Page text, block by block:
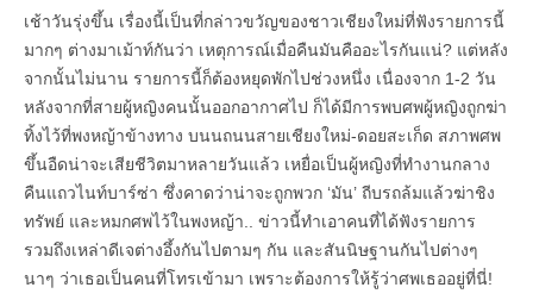
เช้าวันรุ่งขึ้น เรื่องนี้เป็นที่กล่าวขวัญของชาวเชียงใหม่ที่ฟังรายการนี้
มากๆ ต่างมาเม้าท์กันว่า เหตุการณ์เมื่อคืนมันคืออะไรกันแน่? แต่หลัง
จากนั้นไม่นาน รายการนี้ก็ต้องหยุดพักไปช่วงหนึ่ง เนื่องจาก 1-2 วัน
หลังจากที่สายผู้หญิงคนนั้นออกอากาศไป ก็ได้มีการพบศพผู้หญิงถูกฆ่า
ทิ้งไว้ที่พงหญ้าข้างทาง บนนถนนสายเชียงใหม่-ดอยสะเก็ด สภาพศพ
ขึ้นอืดน่าจะเสียชีวิตมาหลายวันแล้ว เหยื่อเป็นผู้หญิงที่ทำงานกลาง
คืนแถวไนท์บาร์ซ่า ซึ่งคาดว่าน่าจะถูกพวก ‘มัน’ ถีบรถล้มแล้วฆ่าชิง
ทรัพย์ และหมกศพไว้ในพงหญ้า.. ข่าวนี้ทำเอาคนที่ได้ฟังรายการ
รวมถึงเหล่าดีเจต่างอึ้งกันไปตามๆ กัน และสันนิษฐานกันไปต่างๆ
นาๆ ว่าเธอเป็นคนที่โทรเข้ามา เพราะต้องการให้รู้ว่าศพเธออยู่ที่นี่!